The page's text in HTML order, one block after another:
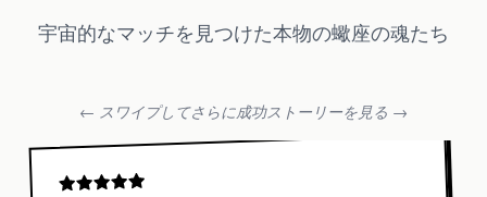
宇宙的なマッチを見つけた本物の蠍座の魂たち
← スワイプしてさらに成功ストーリーを見る →